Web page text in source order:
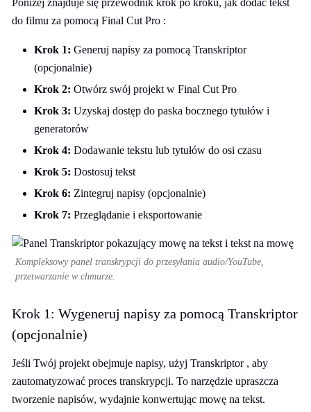
Poniżej znajduje się przewodnik krok po kroku, jak dodać tekst
do filmu za pomocą Final Cut Pro :
Krok 1: Generuj napisy za pomocą Transkriptor
(opcjonalnie)
Krok 2: Otwórz swój projekt w Final Cut Pro
Krok 3: Uzyskaj dostęp do paska bocznego tytułów i
generatorów
Krok 4: Dodawanie tekstu lub tytułów do osi czasu
Krok 5: Dostosuj tekst
Krok 6: Zintegruj napisy (opcjonalnie)
Krok 7: Przeglądanie i eksportowanie
Kompleksowy panel transkrypcji do przesyłania audio/YouTube,
przetwarzanie w chmurze.
Krok 1: Wygeneruj napisy za pomocą Transkriptor
(opcjonalnie)
Jeśli Twój projekt obejmuje napisy, użyj Transkriptor , aby
zautomatyzować proces transkrypcji. To narzędzie upraszcza
tworzenie napisów, wydajnie konwertując mowę na tekst.